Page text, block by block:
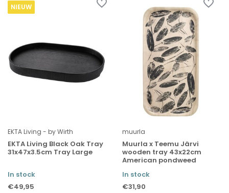
NIEUW
EKTA Living - by Wirth
EKTA Living Black Oak Tray
31x47x3.5cm Tray Large
In stock
€49,95
muurla
Muurla x Teemu Järvi
wooden tray 43x22cm
American pondweed
In stock
€31,90